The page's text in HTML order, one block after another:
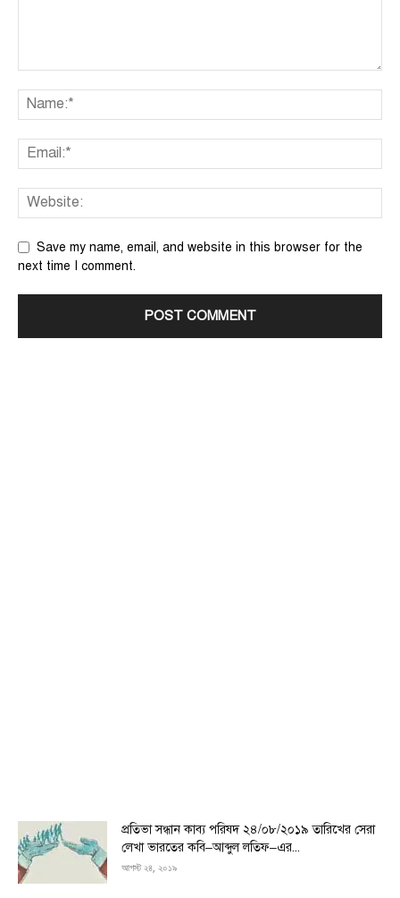
Save my name, email, and website in this browser for the
next time I comment.
প্রতিভা সন্ধান কাব্য পরিষদ ২৪/০৮/২০১৯ তারিখের সেরা
লেখা ভারতের কবি–আব্দুল লতিফ–এর...
আগস্ট ২৪, ২০১৯